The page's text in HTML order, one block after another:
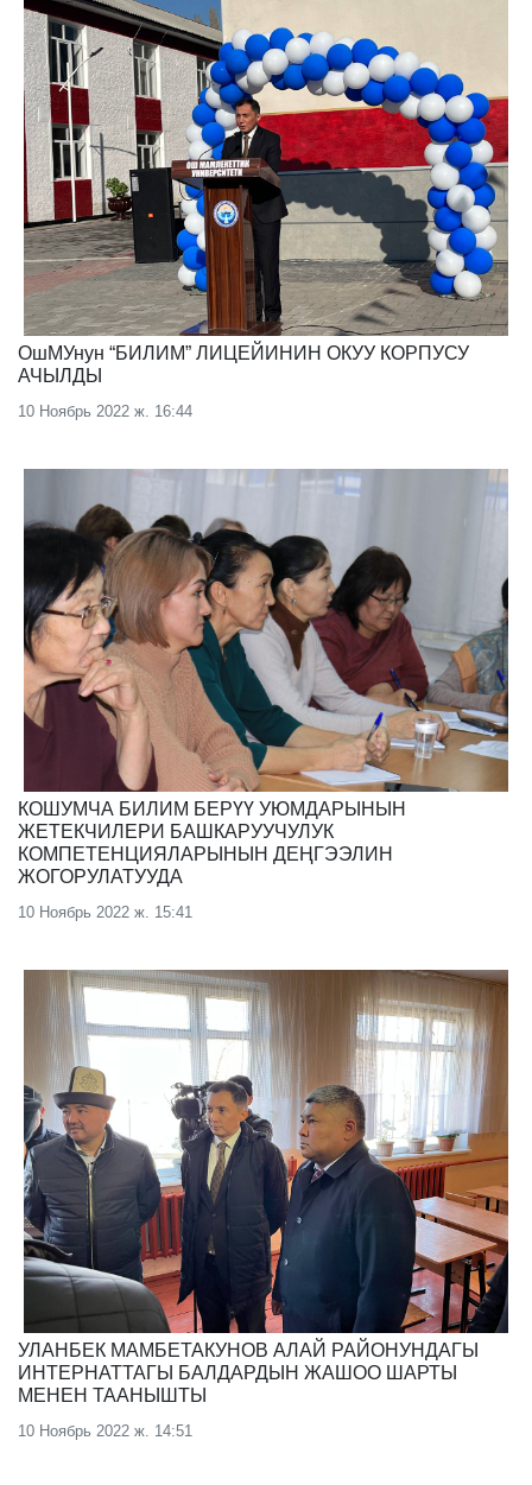
ОшМУнун “БИЛИМ” ЛИЦЕЙИНИН ОКУУ КОРПУСУ
АЧЫЛДЫ
10 Ноябрь 2022 ж. 16:44
КОШУМЧА БИЛИМ БЕРҮҮ УЮМДАРЫНЫН
ЖЕТЕКЧИЛЕРИ БАШКАРУУЧУЛУК
КОМПЕТЕНЦИЯЛАРЫНЫН ДЕҢГЭЭЛИН
ЖОГОРУЛАТУУДА
10 Ноябрь 2022 ж. 15:41
УЛАНБЕК МАМБЕТАКУНОВ АЛАЙ РАЙОНУНДАГЫ
ИНТЕРНАТТАГЫ БАЛДАРДЫН ЖАШОО ШАРТЫ
МЕНЕН ТААНЫШТЫ
10 Ноябрь 2022 ж. 14:51